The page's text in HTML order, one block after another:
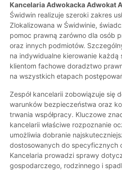
Kancelaria Adwokacka Adwokat
Świdwin realizuje szeroki zakres
Zlokalizowana w Świdwinie,
pomoc prawną zarówno dla osób
oraz innych podmiotów.
na indywidualne kierowanie każdą
klientom fachowe doradztwo
na wszystkich etapach
Zespół kancelarii zobowiązuje się
warunków bezpieczeństwa oraz
trwania współpracy. Kluczowe
kancelarii właściwe rozpoznanie
umożliwia dobranie
dostosowanych do specyficznych
Kancelaria prowadzi sprawy
gospodarczego, rodzinnego i